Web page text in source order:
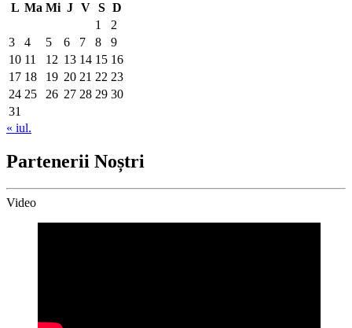
L Ma Mi J V S D
1
2
3
4 5 6 7 8
9
10 11 12 13 14 15 16
17 18 19 20 21 22 23
24 25 26 27 28 29 30
31
« iul.
Partenerii Noștri
Video